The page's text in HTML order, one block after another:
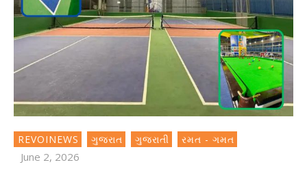
REVOINEWS ગુજરાત ગુજરાતી રમત - ગમત
June 2, 2026